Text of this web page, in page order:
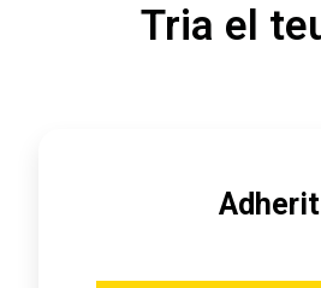
Tria el
Adherit